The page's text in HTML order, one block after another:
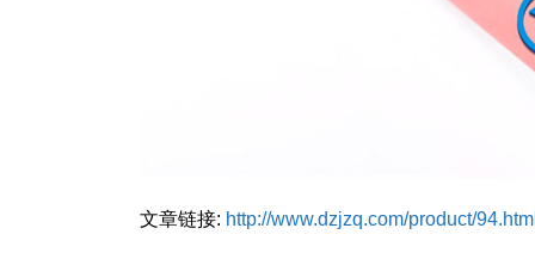
文章链接: http://www.dzjzq.com/product/94.html